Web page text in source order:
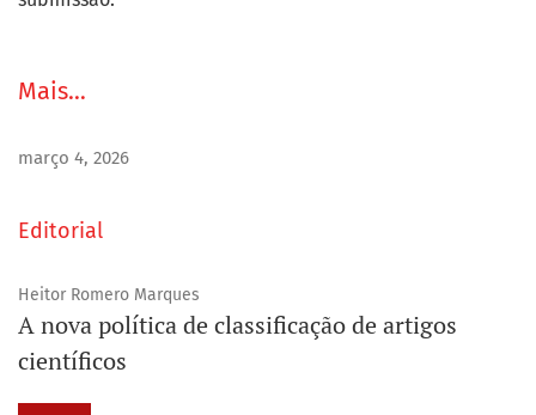
Mais…
março 4, 2026
Editorial
Heitor Romero Marques
A nova política de classificação de artigos
científicos